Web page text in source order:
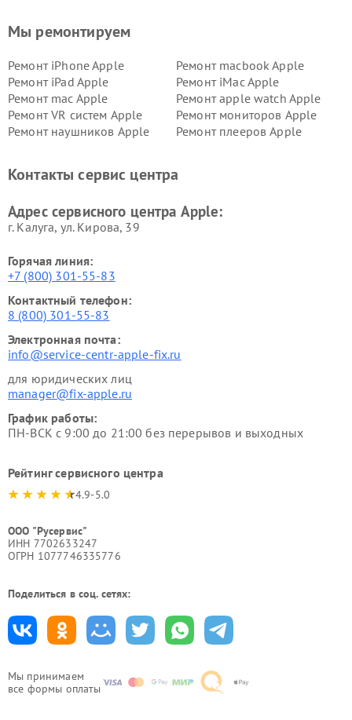
Мы принимаем
все формы оплаты
Мы ремонтируем
Ремонт iPhone Apple
Ремонт macbook Apple
Ремонт iPad Apple
Ремонт iMac Apple
Ремонт mac Apple
Ремонт apple watch Apple
Ремонт VR систем Apple
Ремонт мониторов Apple
Ремонт наушников Apple
Ремонт плееров Apple
Контакты сервис центра
Адрес сервисного центра Apple:
г. Калуга, ул. Кирова, 39
Горячая линия:
+7 (800) 301-55-83
Контактный телефон:
8 (800) 301-55-83
Электронная почта:
info@service-centr-apple-fix.ru
для юридических лиц
manager@fix-apple.ru
График работы:
ПН-ВСК с 9:00 до 21:00 без перерывов и выходных
Рейтинг сервисного центра
4.9-5.0
ООО "Русервис"
ИНН 7702633247
ОГРН 1077746335776
Поделиться в соц. сетях: